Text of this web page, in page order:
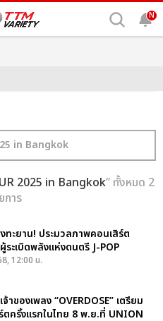
N
2025 in Bangkok” ทั้งหมด 2
การ
ทะยาน! ประมวลภาพคอนเสิร์ต
ระเบิดพลังแห่งดนตรี J-POP
12:00 น.
าของเพลง “OVERDOSE” เตรียม
ตครั้งแรกในไทย 8 พ.ย.ที่ UNION